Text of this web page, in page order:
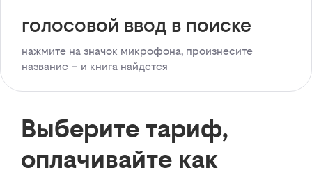
голосовой ввод в поиске
нажмите на значок микрофона, произнесите
название – и книга найдется
Выберите тариф,
оплачивайте как